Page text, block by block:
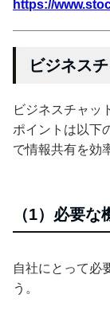
https://
ビジネス
ビジネスチャッ
ポイントは以下
で情報共有を効
（1）必要
自社にとって必
う。